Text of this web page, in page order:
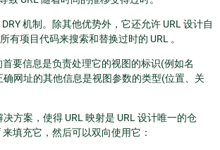
机制。除其他优势外，它还允许 URL 设计自
有项目代码来搜索和替换过时的 URL 。
首要信息是负责处理它的视图的标识(例如名
网址的其他信息是视图参数的类型(位置、关
方案，使得 URL 映射是 URL 设计唯一的仓
填充它，然后可以双向使用它：